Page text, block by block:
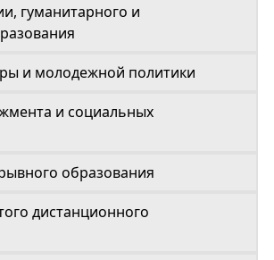
гуманитарного и
и молодежной политики
и социальных
образования
дистанционного